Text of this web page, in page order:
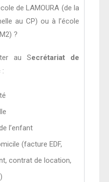
de LAMOURA (de la
au CP) ou à l’école
?
au Secrétariat de
:
l’enfant
(facture EDF,
contrat de location,